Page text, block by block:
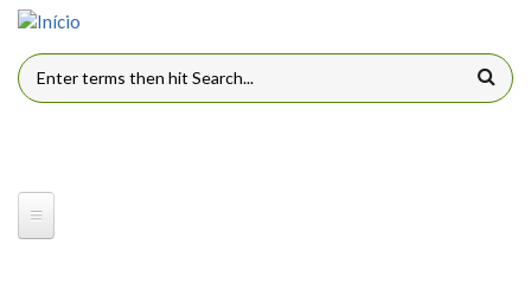
Pular para o conteúdo principal
FORMULÁRIO DE BUSCA